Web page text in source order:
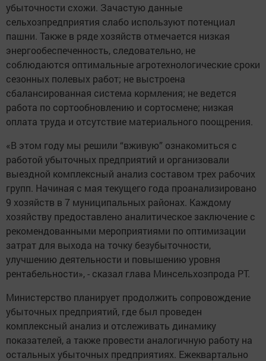
убыточности схожи. Зачастую данные
сельхозпредприятия слабо используют потенциал
пашни. Также в ряде хозяйств отмечается низкая
энергообеспеченность, следовательно, не
соблюдаются оптимальные агротехнологические сроки
сезонных полевых работ; не выстроена
сбалансированная система кормления; не ведется
работа по сортообновлению и сортосмене; низкая
оплата труда и отсутствие материального поощрения.
«В этом году мы решили “вживую” ознакомиться с
работой убыточных предприятий и организовали
выездной комплексный анализ составом трех рабочих
групп. Начиная с мая текущего года проанализировано
9 хозяйств в 7 муниципальных районах. Каждому
хозяйству предоставлено аналитическое заключение с
рекомендованными мероприятиями по оптимизации
затрат для выхода на точку безубыточности,
улучшению деятельности и повышению уровня
рентабельности», - сказал глава Минсельхозпрода РТ.
Министерство планирует продолжить сопровождение
убыточных предприятий, где был проведен
комплексный анализ и отслеживать динамику
показателей, а также провести аналогичную работу на
остальных убыточных предприятиях. Ежеквартально